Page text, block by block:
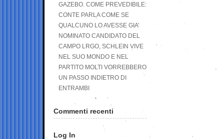
GAZEBO. COME PREVEDIBILE:
CONTE PARLA COME SE
QUALCUNO LO AVESSE GIA’
NOMINATO CANDIDATO DEL
CAMPO LRGO, SCHLEIN VIVE
NEL SUO MONDO E NEL
PARTITO MOLTI VORREBBERO
UN PASSO INDIETRO DI
ENTRAMBI
Commenti recenti
Log In